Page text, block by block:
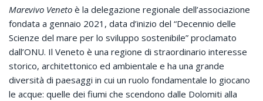
Marevivo Veneto è la delegazione regionale dell’associazione
fondata a gennaio 2021, data d’inizio del “Decennio delle
Scienze del mare per lo sviluppo sostenibile” proclamato
dall’ONU. Il Veneto è una regione di straordinario interesse
storico, architettonico ed ambientale e ha una grande
diversità di paesaggi in cui un ruolo fondamentale lo giocano
le acque: quelle dei fiumi che scendono dalle Dolomiti alla